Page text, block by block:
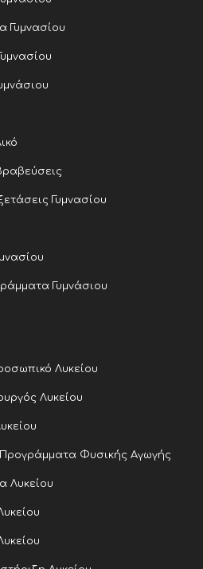
Γυμνασίου
Γυμνασίου
Γυμνάσιου
Λυκείου
Λυκείου
Φυσικής Αγωγής
Λυκείου